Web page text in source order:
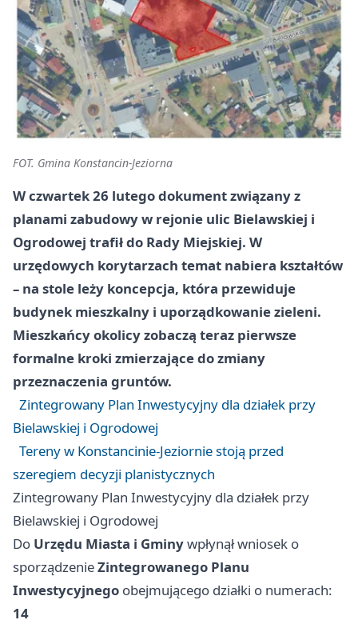
FOT. Gmina Konstancin-Jeziorna
W czwartek26 lutegodokument związany z
planami zabudowy w rejonie ulic Bielawskiej i
Ogrodowej trafił do Rady Miejskiej. W
urzędowych korytarzach temat nabiera kształtów
– na stole leży koncepcja, która przewiduje
budynek mieszkalny i uporządkowanie zieleni.
Mieszkańcy okolicy zobaczą teraz pierwsze
formalne kroki zmierzające do zmiany
przeznaczenia gruntów.
Zintegrowany Plan Inwestycyjny dla działek przy
Bielawskiej i Ogrodowej
Tereny w Konstancinie-Jeziornie stoją przed
szeregiem decyzji planistycznych
Zintegrowany Plan Inwestycyjny dla działek przy
Bielawskiej i Ogrodowej
Do Urzędu Miasta i Gminywpłynął wniosek o
sporządzenieZintegrowanego Planu
Inwestycyjnego obejmującego działki o numerach:
14